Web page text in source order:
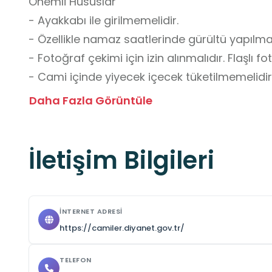
- Ayakkabı ile girilmemelidir.
- Özellikle namaz saatlerinde gürültü
- Fotoğraf çekimi için izin alınmalıdır. Flaşlı
- Cami içinde yiyecek içecek
- Temizlik ve düzene özen gösterilmelidir.
edilebilir.
- Grup ziyaretlerinden önce iletişime geçilerek
Okul Dışı Öğrenme Ortamları Yönünden
- Kültürel ve Tarihî Bilinci Geliştirme
İslam medeniyetlerine dair bilgi edinir, kültürel
Daha Fazla Görüntüle
İletişim Bilgileri
İNTERNET ADRESI
https://camiler.diyanet.gov.tr/
TELEFON